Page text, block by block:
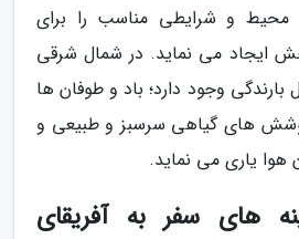
محیط و شرایطی مناسب را برای
ایجاد می نماید. در شمال شرقی
بارندگی وجود دارد؛ باد و طوفان ها
های گیاهی سرسبز و طبیعی و
یاری می نماید.
های سفر به آفریقای